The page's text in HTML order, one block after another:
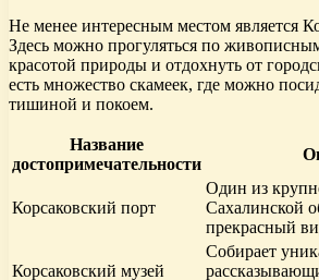
Не менее интересным местом является
Здесь можно прогуляться по
красотой природы и отдохнуть от
есть множество скамеек, где можно
тишиной и покоем.
Название
достопримечательности
Корсаковский порт
Один из
Сахалинской
прекрасный
Корсаковский музей
Собирает